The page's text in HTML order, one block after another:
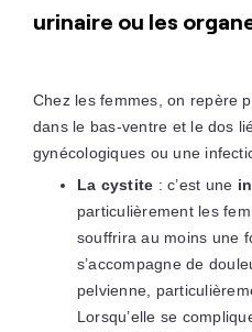
urinaire ou les
Chez les femmes, on repère
dans le bas-ventre et le dos
gynécologiques ou une
La cystite : c’est une
particulièrement les
souffrira au moins une
s’accompagne de
pelvienne,
Lorsqu’elle se